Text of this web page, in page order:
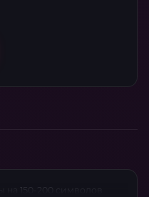
городе — через
откровенные
на 150-200 символов